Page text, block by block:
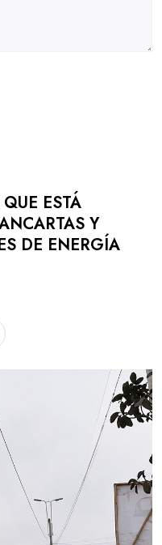
ESTÁ
Y
DE ENERGÍA